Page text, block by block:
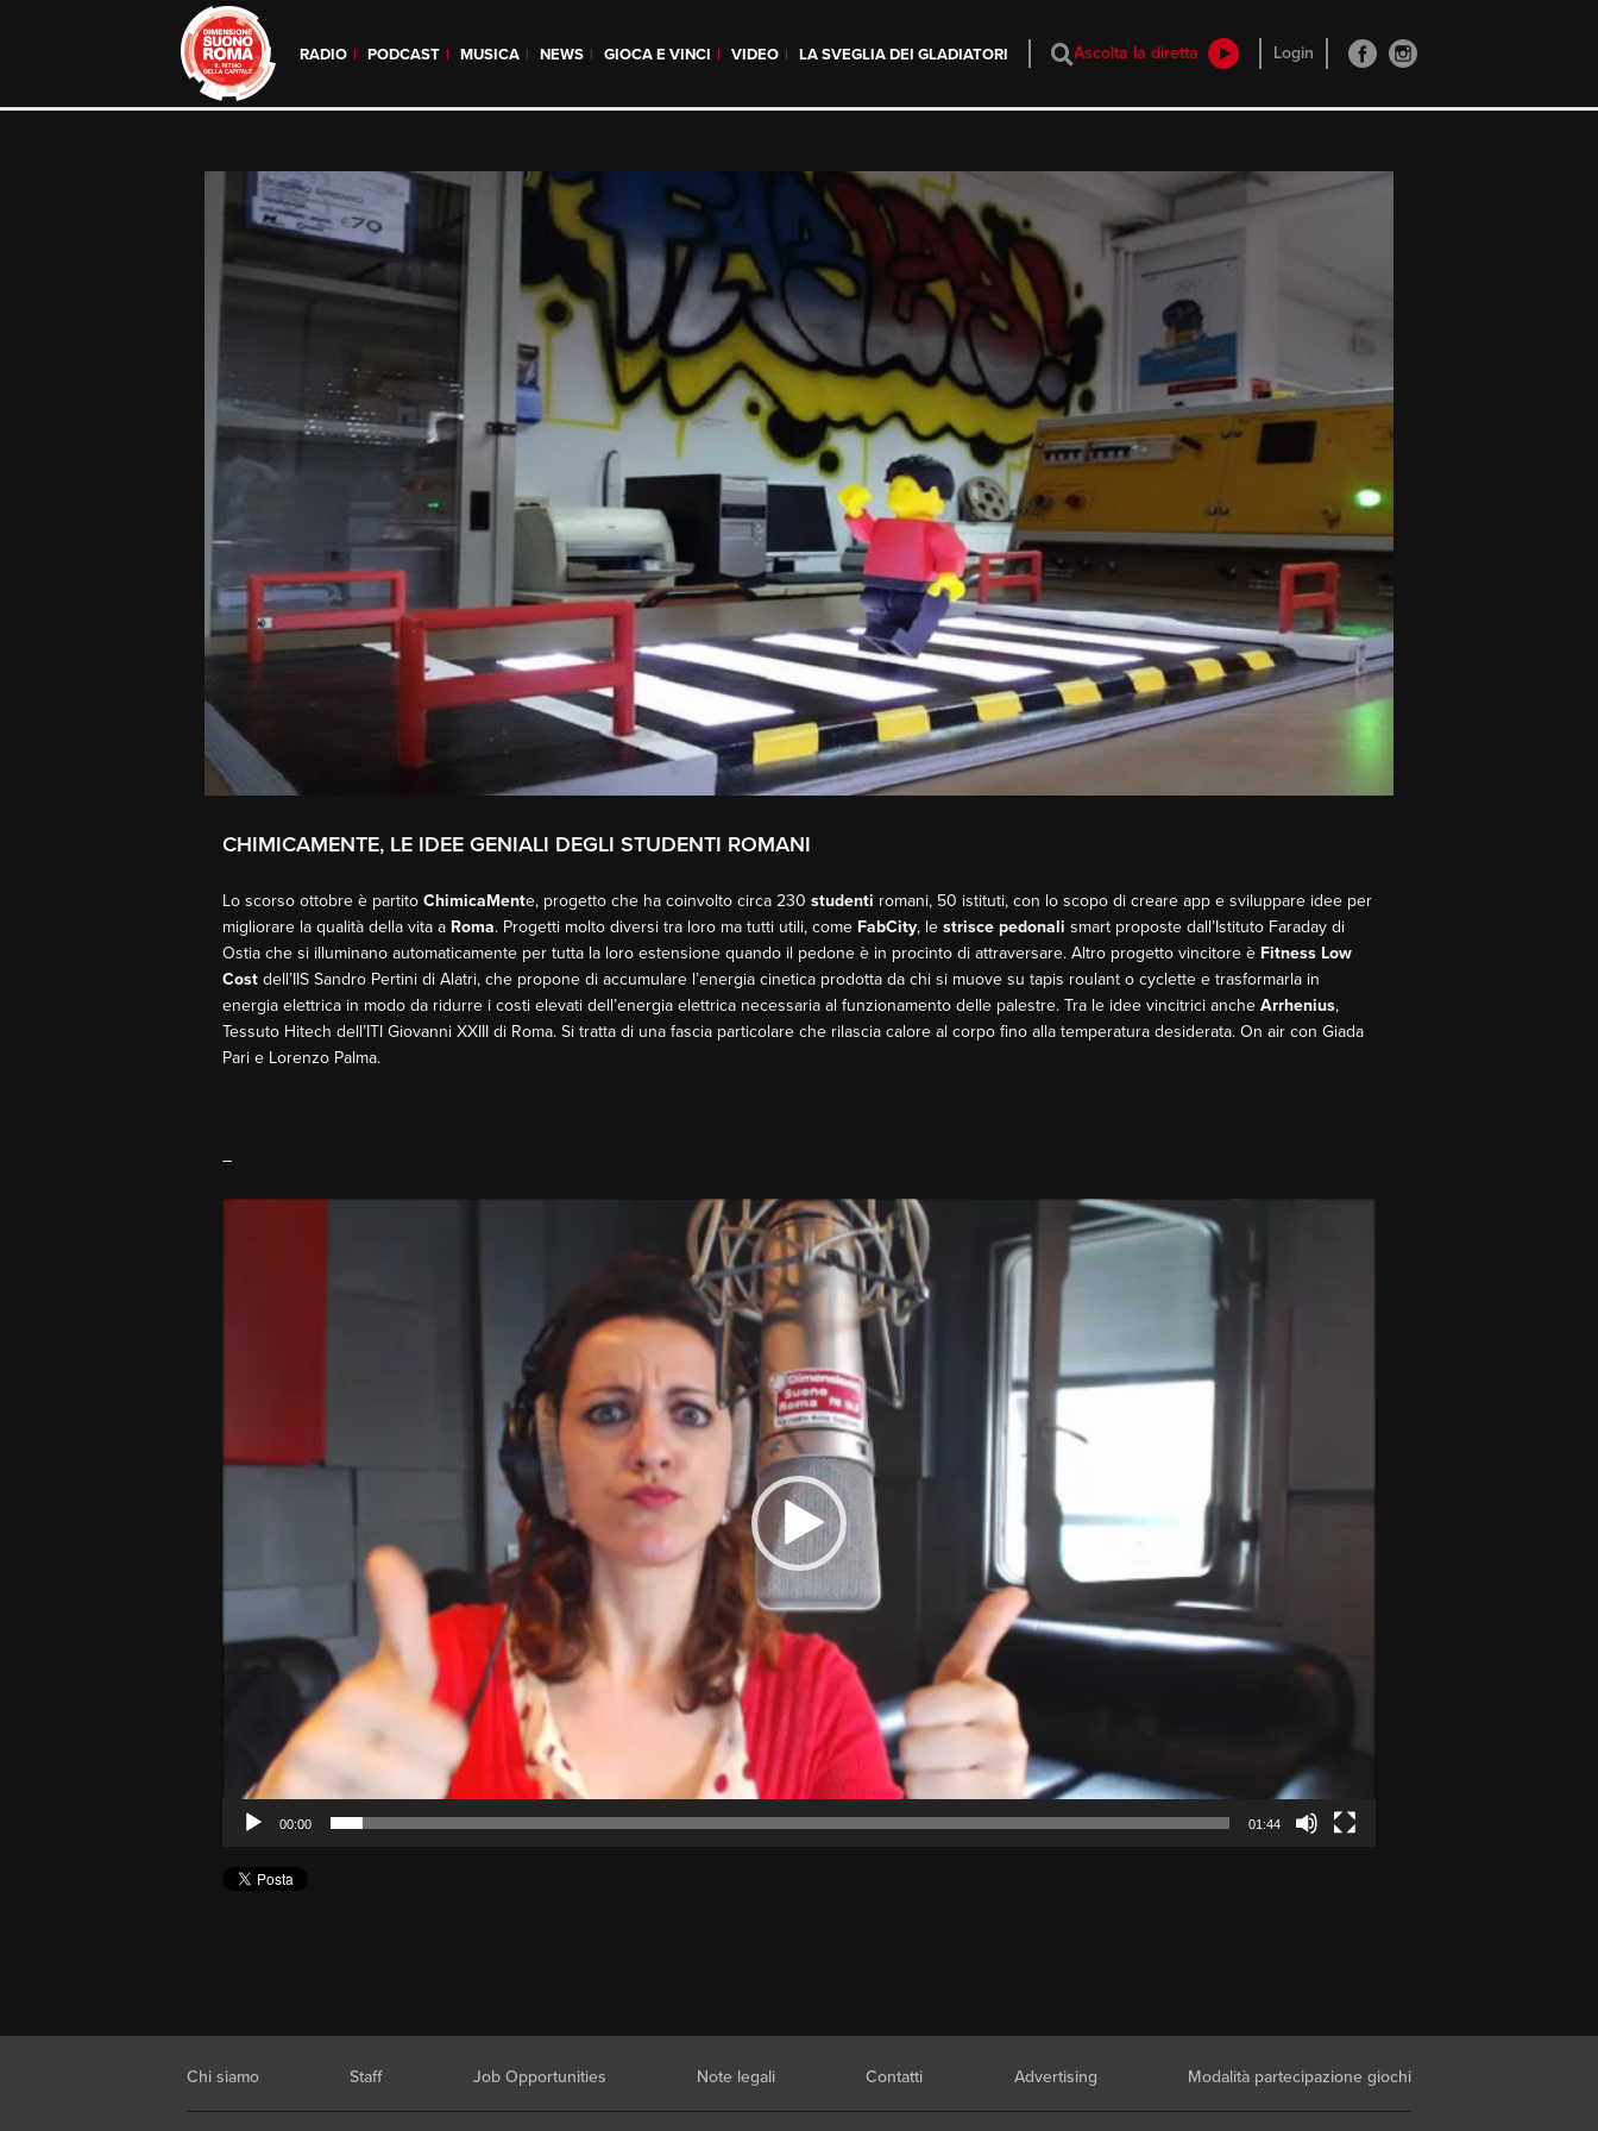
RADIO PODCAST MUSICA NEWS GIOCA E VINCI VIDEO LA SVEGLIA DEI GLADIATORI Ascolta la diretta Login
CHIMICAMENTE, LE IDEE GENIALI DEGLI STUDENTI ROMANI
Lo scorso ottobre è partito ChimicaMente, progetto che ha coinvolto circa 230 studenti romani, 50 istituti, con lo scopo di creare app e sviluppare idee per
migliorare la qualità della vita a Roma. Progetti molto diversi tra loro ma tutti utili, come FabCity, le strisce pedonali smart proposte dall’Istituto Faraday di
Ostia che si illuminano automaticamente per tutta la loro estensione quando il pedone è in procinto di attraversare. Altro progetto vincitore è Fitness Low
Cost dell’IIS Sandro Pertini di Alatri, che propone di accumulare l’energia cinetica prodotta da chi si muove su tapis roulant o cyclette e trasformarla in
energia elettrica in modo da ridurre i costi elevati dell’energia elettrica necessaria al funzionamento delle palestre. Tra le idee vincitrici anche Arrhenius,
Tessuto Hitech dell’ITI Giovanni XXIII di Roma. Si tratta di una fascia particolare che rilascia calore al corpo fino alla temperatura desiderata. On air con Giada
Pari e Lorenzo Palma.
–
00:00 01:44
Chi siamo Staff Job Opportunities Note legali Contatti Advertising Modalità partecipazione giochi